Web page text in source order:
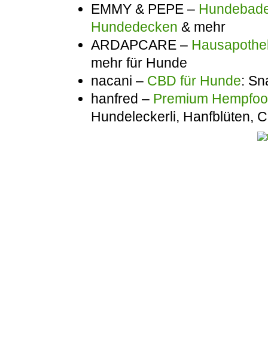
EMMY & PEPE –
Hundedecken & mehr
ARDAPCARE –
mehr für Hunde
nacani – CBD für Hunde:
hanfred – Premium
Hundeleckerli, Hanfblüten,